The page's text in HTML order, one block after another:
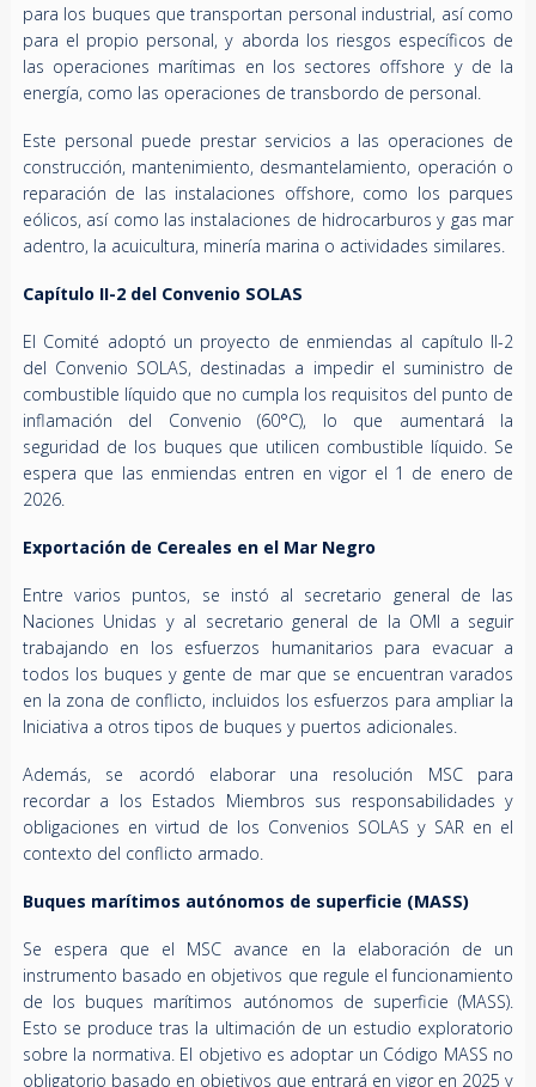
para los buques que transportan personal industrial, así como
para el propio personal, y aborda los riesgos específicos de
las operaciones marítimas en los sectores offshore y de la
energía, como las operaciones de transbordo de personal.
Este personal puede prestar servicios a las operaciones de
construcción, mantenimiento, desmantelamiento, operación o
reparación de las instalaciones offshore, como los parques
eólicos, así como las instalaciones de hidrocarburos y gas mar
adentro, la acuicultura, minería marina o actividades similares.
Capítulo II-2 del Convenio SOLAS
El Comité adoptó un proyecto de enmiendas al capítulo II-2
del Convenio SOLAS, destinadas a impedir el suministro de
combustible líquido que no cumpla los requisitos del punto de
inflamación del Convenio (60°C), lo que aumentará la
seguridad de los buques que utilicen combustible líquido. Se
espera que las enmiendas entren en vigor el 1 de enero de
2026.
Exportación de Cereales en el Mar Negro
Entre varios puntos, se instó al secretario general de las
Naciones Unidas y al secretario general de la OMI a seguir
trabajando en los esfuerzos humanitarios para evacuar a
todos los buques y gente de mar que se encuentran varados
en la zona de conflicto, incluidos los esfuerzos para ampliar la
Iniciativa a otros tipos de buques y puertos adicionales.
Además, se acordó elaborar una resolución MSC para
recordar a los Estados Miembros sus responsabilidades y
obligaciones en virtud de los Convenios SOLAS y SAR en el
contexto del conflicto armado.
Buques marítimos autónomos de superficie (MASS)
Se espera que el MSC avance en la elaboración de un
instrumento basado en objetivos que regule el funcionamiento
de los buques marítimos autónomos de superficie (MASS).
Esto se produce tras la ultimación de un estudio exploratorio
sobre la normativa. El objetivo es adoptar un Código MASS no
obligatorio basado en objetivos que entrará en vigor en 2025 y